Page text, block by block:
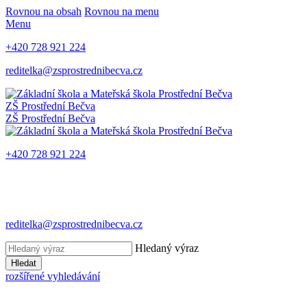
Rovnou na obsah Rovnou na menu
Menu
+420 728 921 224
reditelka@zsprostrednibecva.cz
ZŠ Prostřední Bečva
ZŠ Prostřední Bečva
+420 728 921 224
reditelka@zsprostrednibecva.cz
Hledaný výraz
Hledat
rozšířené vyhledávání